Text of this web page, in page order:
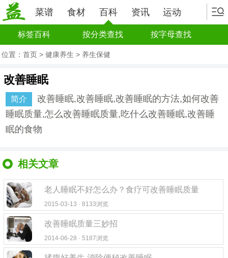
菜谱 食材 百科 资讯 运动
标签百科 按分类查找 按字母查找
位置： 首页 > 健康养生 > 养生保健
改善睡眠
简介
改善睡眠,改善睡眠,改善睡眠的方法,如何改善
睡眠质量,怎么改善睡眠质量,吃什么改善睡眠,改善睡
眠的食物
相关文章
老人睡眠不好怎么办？食疗可改善睡眠质量
2015-03-13 · 8133浏览
改善睡眠质量三妙招
2014-06-28 · 5187浏览